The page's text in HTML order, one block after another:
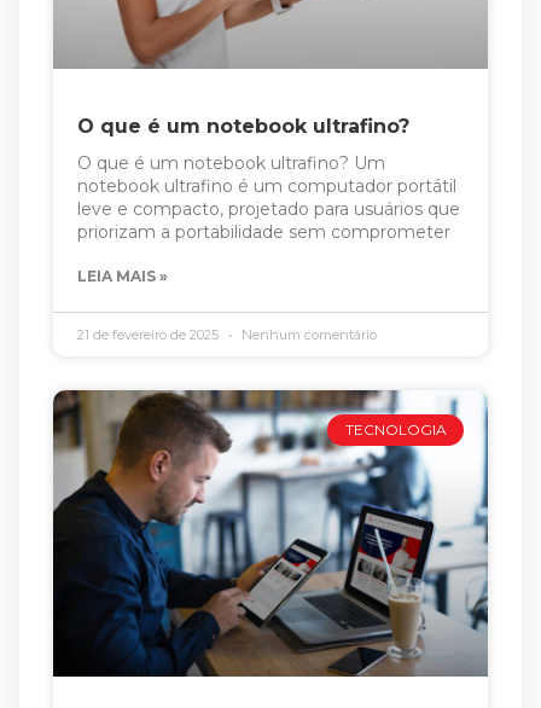
O que é um notebook ultrafino?
O que é um notebook ultrafino? Um
notebook ultrafino é um computador portátil
leve e compacto, projetado para usuários que
priorizam a portabilidade sem comprometer
LEIA MAIS »
21 de fevereiro de 2025 Nenhum comentário
TECNOLOGIA